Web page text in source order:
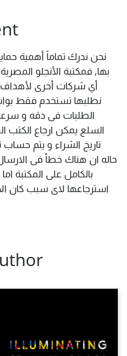
نحن ندرك تماماً أهمية
بها, فمكتبة الأنجلو
أي شركات أخرى لأهداف
نطلبها تستخدم فقط
الطلبات فى دقه و
السلع يمكن ارجاع الكتب
تاريخ الشراء و يتم
حاله ان هناك خطأ فى
بالكامل على المكتبة
استرجاعها لاى سبب كان